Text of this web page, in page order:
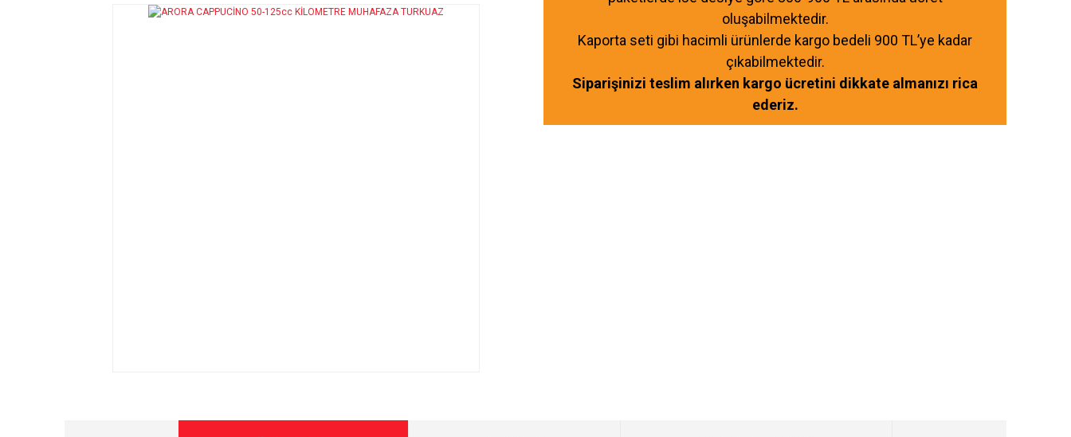
oluşabilmektedir.
Kaporta seti gibi hacimli ürünlerde kargo bedeli 900 TL’ye kadar
çıkabilmektedir.
Siparişinizi teslim alırken kargo ücretini dikkate almanızı rica
ederiz.